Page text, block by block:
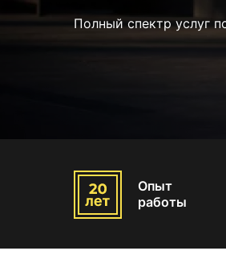
Полный спектр услуг
Опыт
работы